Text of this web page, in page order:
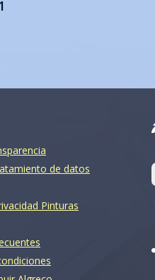
de datos
Pinturas